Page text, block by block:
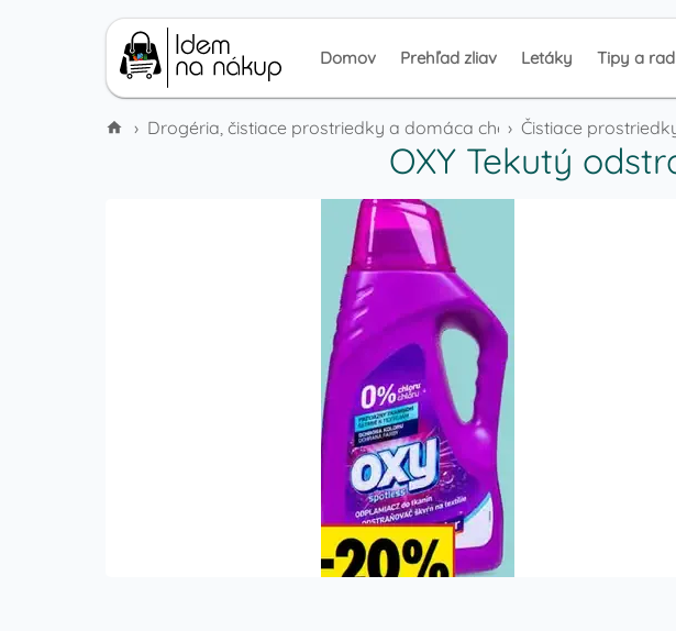
Domov Prehľad zliav Letáky Tipy a
› Drogéria, čistiace prostriedky a domáca chémia
› Čistiace
OXY Tekutý